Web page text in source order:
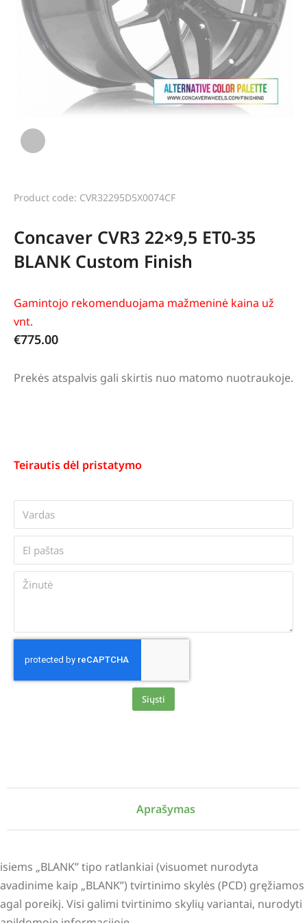
Product code: CVR32295D5X0074CF
Concaver CVR3 22×9,5 ET0-35
BLANK Custom Finish
Gamintojo rekomenduojama mažmeninė kaina už
vnt.
€775.00
Prekės atspalvis gali skirtis nuo matomo nuotraukoje.
Teirautis dėl pristatymo
Siųsti
Aprašymas
„BLANK” tipo ratlankiai (visuomet nurodyta
kaip „BLANK”) tvirtinimo skylės (PCD) gręžiamos
poreikį. Visi galimi tvirtinimo skylių variantai, nurodyti